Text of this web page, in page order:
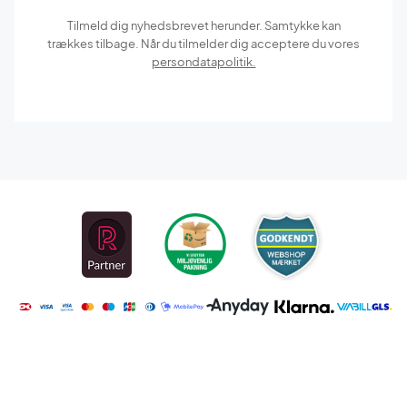
Tilmeld dig nyhedsbrevet herunder. Samtykke kan
trækkes tilbage. Når du tilmelder dig acceptere du vores
persondatapolitik.